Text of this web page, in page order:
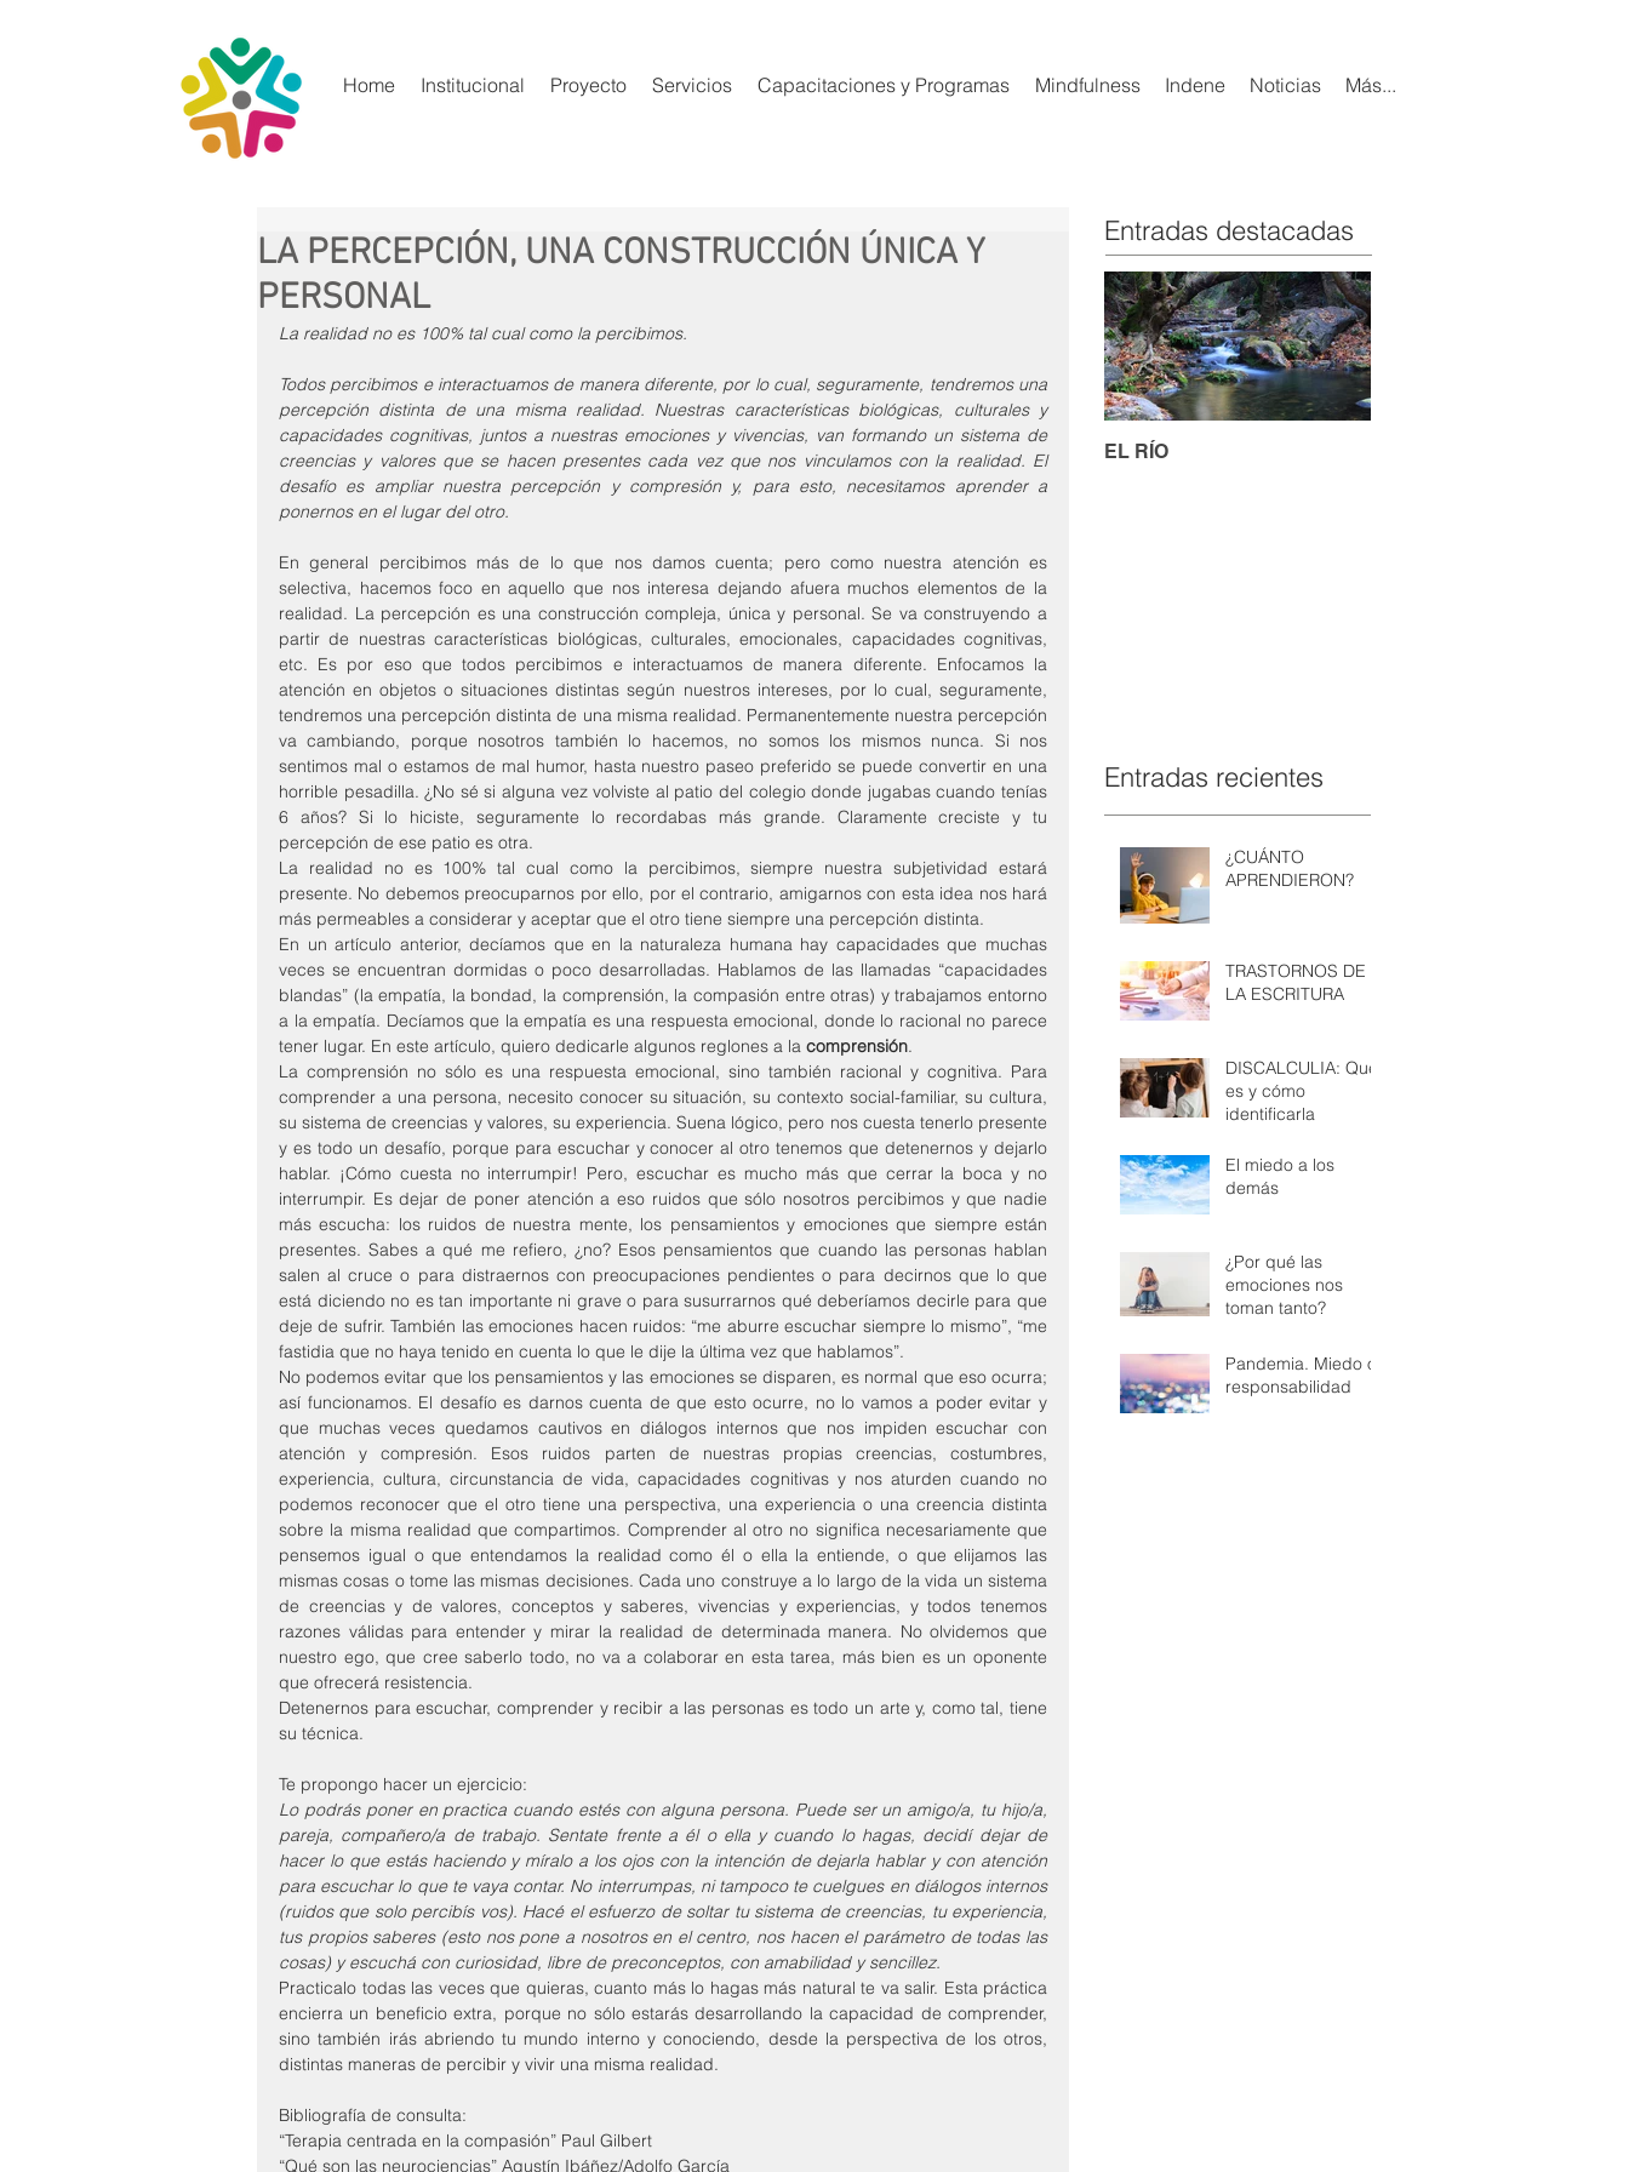
Home Institucional Proyecto Servicios Capacitaciones y Programas Mindfulness Indene Noticias Más...
LA PERCEPCIÓN, UNA CONSTRUCCIÓN ÚNICA Y
PERSONAL
La realidad no es 100% tal cual como la percibimos.
Todos percibimos e interactuamos de manera diferente, por lo cual, seguramente, tendremos una
percepción distinta de una misma realidad. Nuestras características biológicas, culturales y
capacidades cognitivas, juntos a nuestras emociones y vivencias, van formando un sistema de
creencias y valores que se hacen presentes cada vez que nos vinculamos con la realidad. El
desafío es ampliar nuestra percepción y compresión y, para esto, necesitamos aprender a
ponernos en el lugar del otro.
En general percibimos más de lo que nos damos cuenta; pero como nuestra atención es
selectiva, hacemos foco en aquello que nos interesa dejando afuera muchos elementos de la
realidad. La percepción es una construcción compleja, única y personal. Se va construyendo a
partir de nuestras características biológicas, culturales, emocionales, capacidades cognitivas,
etc. Es por eso que todos percibimos e interactuamos de manera diferente. Enfocamos la
atención en objetos o situaciones distintas según nuestros intereses, por lo cual, seguramente,
tendremos una percepción distinta de una misma realidad. Permanentemente nuestra percepción
va cambiando, porque nosotros también lo hacemos, no somos los mismos nunca. Si nos
sentimos mal o estamos de mal humor, hasta nuestro paseo preferido se puede convertir en una
horrible pesadilla. ¿No sé si alguna vez volviste al patio del colegio donde jugabas cuando tenías
6 años? Si lo hiciste, seguramente lo recordabas más grande. Claramente creciste y tu
percepción de ese patio es otra.
La realidad no es 100% tal cual como la percibimos, siempre nuestra subjetividad estará
presente. No debemos preocuparnos por ello, por el contrario, amigarnos con esta idea nos hará
más permeables a considerar y aceptar que el otro tiene siempre una percepción distinta.
En un artículo anterior, decíamos que en la naturaleza humana hay capacidades que muchas
veces se encuentran dormidas o poco desarrolladas. Hablamos de las llamadas “capacidades
blandas” (la empatía, la bondad, la comprensión, la compasión entre otras) y trabajamos entorno
a la empatía. Decíamos que la empatía es una respuesta emocional, donde lo racional no parece
tener lugar. En este artículo, quiero dedicarle algunos reglones a la comprensión.
La comprensión no sólo es una respuesta emocional, sino también racional y cognitiva. Para
comprender a una persona, necesito conocer su situación, su contexto social-familiar, su cultura,
su sistema de creencias y valores, su experiencia. Suena lógico, pero nos cuesta tenerlo presente
y es todo un desafío, porque para escuchar y conocer al otro tenemos que detenernos y dejarlo
hablar. ¡Cómo cuesta no interrumpir! Pero, escuchar es mucho más que cerrar la boca y no
interrumpir. Es dejar de poner atención a eso ruidos que sólo nosotros percibimos y que nadie
más escucha: los ruidos de nuestra mente, los pensamientos y emociones que siempre están
presentes. Sabes a qué me refiero, ¿no? Esos pensamientos que cuando las personas hablan
salen al cruce o para distraernos con preocupaciones pendientes o para decirnos que lo que
está diciendo no es tan importante ni grave o para susurrarnos qué deberíamos decirle para que
deje de sufrir. También las emociones hacen ruidos: “me aburre escuchar siempre lo mismo”, “me
fastidia que no haya tenido en cuenta lo que le dije la última vez que hablamos”.
No podemos evitar que los pensamientos y las emociones se disparen, es normal que eso ocurra;
así funcionamos. El desafío es darnos cuenta de que esto ocurre, no lo vamos a poder evitar y
que muchas veces quedamos cautivos en diálogos internos que nos impiden escuchar con
atención y compresión. Esos ruidos parten de nuestras propias creencias, costumbres,
experiencia, cultura, circunstancia de vida, capacidades cognitivas y nos aturden cuando no
podemos reconocer que el otro tiene una perspectiva, una experiencia o una creencia distinta
sobre la misma realidad que compartimos. Comprender al otro no significa necesariamente que
pensemos igual o que entendamos la realidad como él o ella la entiende, o que elijamos las
mismas cosas o tome las mismas decisiones. Cada uno construye a lo largo de la vida un sistema
de creencias y de valores, conceptos y saberes, vivencias y experiencias, y todos tenemos
razones válidas para entender y mirar la realidad de determinada manera. No olvidemos que
nuestro ego, que cree saberlo todo, no va a colaborar en esta tarea, más bien es un oponente
que ofrecerá resistencia.
Detenernos para escuchar, comprender y recibir a las personas es todo un arte y, como tal, tiene
su técnica.
Te propongo hacer un ejercicio:
Lo podrás poner en practica cuando estés con alguna persona. Puede ser un amigo/a, tu hijo/a,
pareja, compañero/a de trabajo. Sentate frente a él o ella y cuando lo hagas, decidí dejar de
hacer lo que estás haciendo y míralo a los ojos con la intención de dejarla hablar y con atención
para escuchar lo que te vaya contar. No interrumpas, ni tampoco te cuelgues en diálogos internos
(ruidos que solo percibís vos). Hacé el esfuerzo de soltar tu sistema de creencias, tu experiencia,
tus propios saberes (esto nos pone a nosotros en el centro, nos hacen el parámetro de todas las
cosas) y escuchá con curiosidad, libre de preconceptos, con amabilidad y sencillez.
Practicalo todas las veces que quieras, cuanto más lo hagas más natural te va salir. Esta práctica
encierra un beneficio extra, porque no sólo estarás desarrollando la capacidad de comprender,
sino también irás abriendo tu mundo interno y conociendo, desde la perspectiva de los otros,
distintas maneras de percibir y vivir una misma realidad.
Bibliografía de consulta:
“Terapia centrada en la compasión” Paul Gilbert
“Qué son las neurociencias” Agustín Ibáñez/Adolfo García
Entradas destacadas
EL RÍO
Entradas recientes
¿CUÁNTO
APRENDIERON?
TRASTORNOS DE
LA ESCRITURA
DISCALCULIA: Qué
es y cómo
identificarla
El miedo a los
demás
¿Por qué las
emociones nos
toman tanto?
Pandemia. Miedo o
responsabilidad